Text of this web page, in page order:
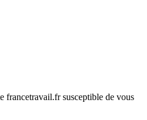
francetravail.fr susceptible de vous